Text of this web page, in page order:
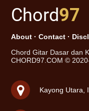
Chord97
About · Contact ·
Chord Gitar Dasar dan
CHORD97.COM ©
Kayong Utara,